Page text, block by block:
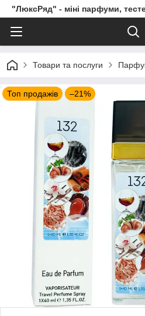
"ЛюксРяд" - міні парфуми,
Товари та послуги
Топ продажів –21%